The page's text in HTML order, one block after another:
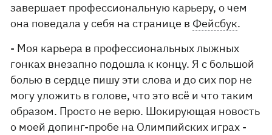
завершает профессиональную карьеру, о чем
она поведала у себя на странице в Фейсбук.
- Моя карьера в профессиональных лыжных
гонках внезапно подошла к концу. Я с большой
болью в сердце пишу эти слова и до сих пор не
могу уложить в голове, что это всё и что таким
образом. Просто не верю. Шокирующая новость
о моей допинг-пробе на Олимпийских играх -